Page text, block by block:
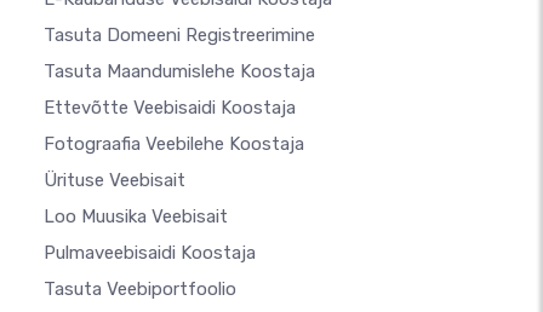
Tasuta Domeeni Registreerimine
Tasuta Maandumislehe Koostaja
Ettevõtte Veebisaidi Koostaja
Fotograafia Veebilehe Koostaja
Ürituse Veebisait
Loo Muusika Veebisait
Pulmaveebisaidi Koostaja
Tasuta Veebiportfoolio